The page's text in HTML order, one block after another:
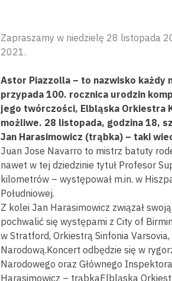
Zapraszamy w niedzielę 28 listopada
2021.
Astor Piazzolla – to nazwisko każdy
przypada 100. rocznica urodzin
jego twórczości, Elbląska Orkiestra
możliwe. 28 listopada, godzina 18,
Jan Harasimowicz (trąbka) – taki
Juan Jose Navarro to mistrz batuty
nawet w tej dziedzinie tytuł Profesor
kilometrów – występował m.in. w
Południowej.
Z kolei Jan Harasimowicz związał
pochwalić się występami z City of
w Stratford, Orkiestrą Sinfonia
Narodową.Koncert odbędzie się w
Narodowego oraz Głównego
Harasimowicz – trąbkaElbląska